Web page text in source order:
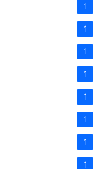
1
1
1
1
1
1
1
1